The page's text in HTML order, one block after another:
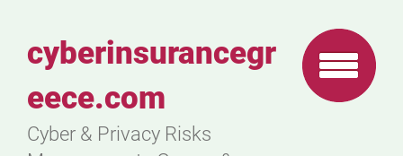
cyberinsurancegr
eece.com
Cyber & Privacy Risks